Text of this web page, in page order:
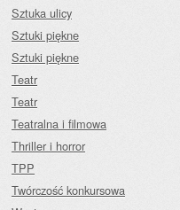
Sztuka ulicy
Sztuki piękne
Sztuki piękne
Teatr
Teatr
Teatralna i filmowa
Thriller i horror
TPP
Twórczość konkursowa